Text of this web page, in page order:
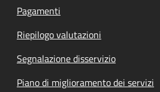
Pagamenti
Riepilogo valutazioni
Segnalazione disservizio
Piano di miglioramento dei servizi